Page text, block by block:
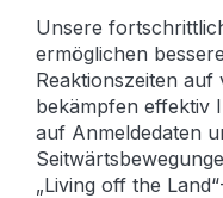
Unsere
ermöglichen
Reaktionszeiten auf
bekämpfen effektiv
auf Anmeldedaten
„Living off the